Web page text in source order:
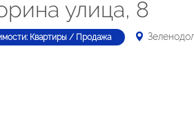
улица, 8
Квартиры / Продажа